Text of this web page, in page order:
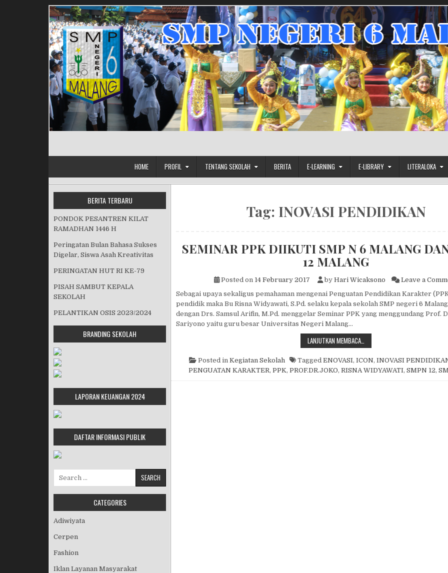
HOME PROFIL TENTANG SEKOLAH BERITA E-LEARNING E-LIBRARY LITERALOKA
Tag: INOVASI PENDIDIKAN
SEMINAR PPK DIIKUTI SMP N 6 MALANG
12 MALANG
Posted on 14 February 2017 by Hari Wicaksono Leave a
Sebagai upaya sekaligus pemahaman mengenai Penguatan Pendidikan Karakter
pendidik maka Bu Risna Widyawati, S.Pd. selaku kepala sekolah SMP negeri 6
dengan Drs. Samsul Arifin, M.Pd. menggelar Seminar PPK yang menggundang Prof.
Sariyono yaitu guru besar Universitas Negeri Malang…
LANJUTKAN MEMBACA… SEMINAR PPK DIIKUTI SMP N 6
Posted in Kegiatan Sekolah Tagged ENOVASI, ICON, INOVASI
PENGUATAN KARAKTER, PPK, PROF.DR.JOKO, RISNA WIDYAWATI, SMPN 12,
BERITA TERBARU
PONDOK PESANTREN KILAT
RAMADHAN 1446 H
Peringatan Bulan Bahasa Sukses
Digelar, Siswa Asah Kreativitas
PERINGATAN HUT RI KE-79
PISAH SAMBUT KEPALA
SEKOLAH
PELANTIKAN OSIS 2023/2024
BRANDING SEKOLAH
LAPORAN KEUANGAN 2024
DAFTAR INFORMASI PUBLIK
Search for:
CATEGORIES
Adiwiyata
Cerpen
Fashion
Iklan Layanan Masyarakat